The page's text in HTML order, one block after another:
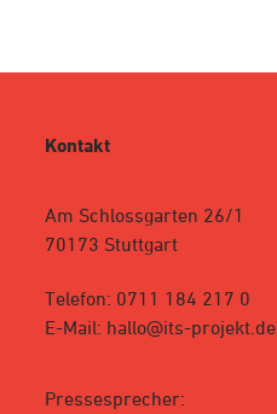
Kontakt
Am Schlossgarten 26/1
70173 Stuttgart
Telefon: 0711 184 217 0
E-Mail: hallo@its-projekt.de
Pressesprecher: